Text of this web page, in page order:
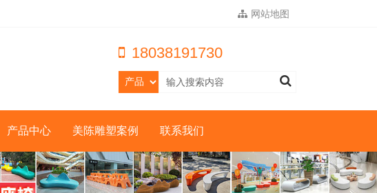
网站地图
18038191730
产品中心 美陈雕塑案例 联系我们